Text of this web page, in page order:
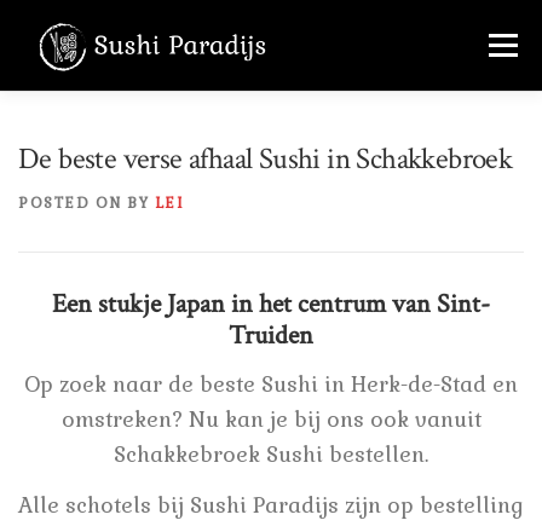
content
Menu
De beste verse afhaal Sushi in Schakkebroek
POSTED ON BY LEI
Een stukje Japan in het centrum van Sint-
Truiden
Op zoek naar de beste Sushi in Herk-de-Stad en
omstreken? Nu kan je bij ons ook vanuit
Schakkebroek Sushi bestellen.
Alle schotels bij Sushi Paradijs zijn op bestelling